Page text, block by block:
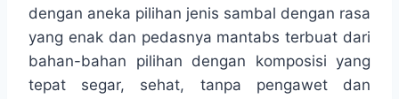
dengan aneka pilihan jenis sambal dengan rasa
yang enak dan pedasnya mantabs terbuat dari
bahan-bahan pilihan dengan komposisi yang
tepat segar, sehat, tanpa pengawet dan